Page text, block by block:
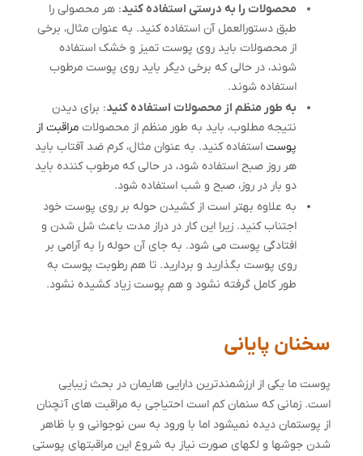
محصولات را به درستی استفاده کنید: هر محصولی را
طبق دستورالعمل آن استفاده کنید. به عنوان مثال، برخی
از محصولات باید روی پوست تمیز و خشک استفاده
شوند، در حالی که برخی دیگر باید روی پوست مرطوب
استفاده شوند.
به طور منظم از محصولات استفاده کنید: برای دیدن
نتیجه مطلوب، باید به طور منظم از محصولات مراقبت از
پوست استفاده کنید. به عنوان مثال، کرم ضد آفتاب باید
هر روز صبح استفاده شود، در حالی که مرطوب کننده باید
دو بار در روز، صبح و شب استفاده شود.
به علاوه بهتر است از کشیدن حوله بر روی پوست خود
اجتناب کنید. زیرا این کار در دراز مدت باعث شل شدن و
افتادگی پوست می شود. به جای آن حوله را به آرامی بر
روی پوست بگذارید و بردارید. تا هم رطوبت پوست به
طور کامل گرفته نشود و هم پوست زیاد کشیده نشود.
سخنان پایانی
پوست ما یکی از ارزشمندترین دارایی­ هایمان در بحث زیبایی
است. زمانی که سنمان کم است احتیاجی به مراقبت های آنچنان
از پوستمان دیده نمی­شود اما با ورود به سن نوجوانی و با ظاهر
شدن جوش­ها و لک­های صورت نیاز به شروع این مراقبت­های پوستی